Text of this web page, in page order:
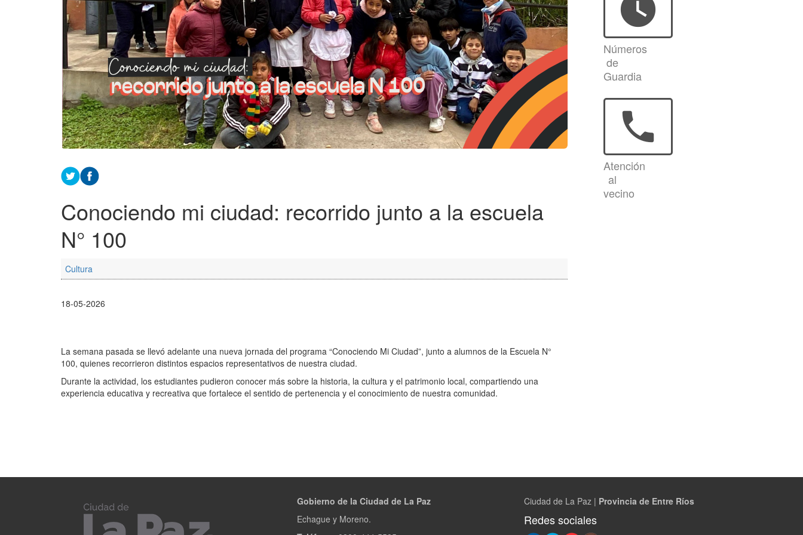
Conociendo mi ciudad: recorrido junto a la escuela
N° 100
Cultura
18-05-2026
La semana pasada se llevó adelante una nueva jornada del programa “Conociendo Mi Ciudad”, junto a alumnos de la Escuela N°
100, quienes recorrieron distintos espacios representativos de nuestra ciudad.
Durante la actividad, los estudiantes pudieron conocer más sobre la historia, la cultura y el patrimonio local, compartiendo una
experiencia educativa y recreativa que fortalece el sentido de pertenencia y el conocimiento de nuestra comunidad.
watch_later
Números
de
Guardia
phone
Atención
al
vecino
Gobierno de la Ciudad de La Paz
Echague y Moreno.
Ciudad de La Paz | Provincia de Entre Ríos
Redes sociales